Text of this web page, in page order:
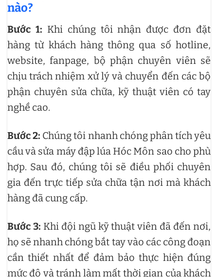
nào?
Bước 1: Khi chúng tôi nhận được đơn đặt
hàng từ khách hàng thông qua số hotline,
website, fanpage, bộ phận chuyên viên sẽ
chịu trách nhiệm xử lý và chuyển đến các bộ
phận chuyên sửa chữa, kỹ thuật viên có tay
nghề cao.
Bước 2: Chúng tôi nhanh chóng phân tích yêu
cầu và sửa máy đập lúa Hóc Môn sao cho phù
hợp. Sau đó, chúng tôi sẽ điều phối chuyên
gia đến trực tiếp sửa chữa tận nơi mà khách
hàng đã cung cấp.
Bước 3: Khi đội ngũ kỹ thuật viên đã đến nơi,
họ sẽ nhanh chóng bắt tay vào các công đoạn
cần thiết nhất để đảm bảo thực hiện đúng
mức độ và tránh làm mất thời gian của khách